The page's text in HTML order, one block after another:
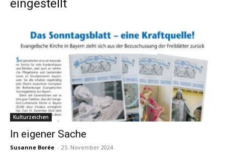
eingestellt
Kulturzeichen
In eigener Sache
Susanne Borée - 25. November 2024